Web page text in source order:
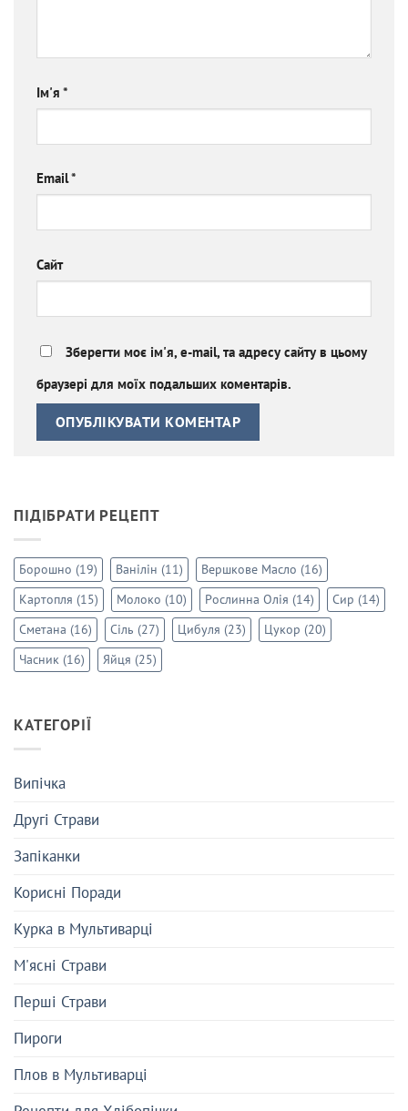
Ім'я *
Email*
Сайт
Зберегти моє ім'я, e-mail, та адресу сайту в цьому
браузері для моїх подальших коментарів.
ПІДІБРАТИ РЕЦЕПТ
Борошно (19) Ванілін (11) Вершкове Масло (16)
Картопля (15) Молоко (10) Рослинна Олія (14) Сир (14)
Сметана (16) Сіль (27) Цибуля (23) Цукор (20)
Часник (16) Яйця (25)
КАТЕГОРІЇ
Випічка
Другі Страви
Запіканки
Корисні Поради
Курка в Мультиварці
М'ясні Страви
Перші Страви
Пироги
Плов в Мультиварці